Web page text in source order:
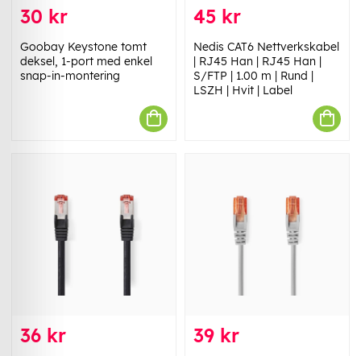
30 kr
Goobay Keystone tomt
deksel, 1-port med enkel
snap-in-montering
45 kr
Nedis CAT6 Nettverkskabel
| RJ45 Han | RJ45 Han |
S/FTP | 1.00 m | Rund |
LSZH | Hvit | Label
36 kr 39 kr